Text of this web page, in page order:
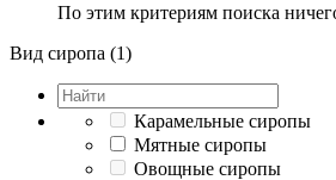
По этим критериям поиска
Вид сиропа (1)
Карамельные сиропы
Мятные сиропы
Овощные сиропы